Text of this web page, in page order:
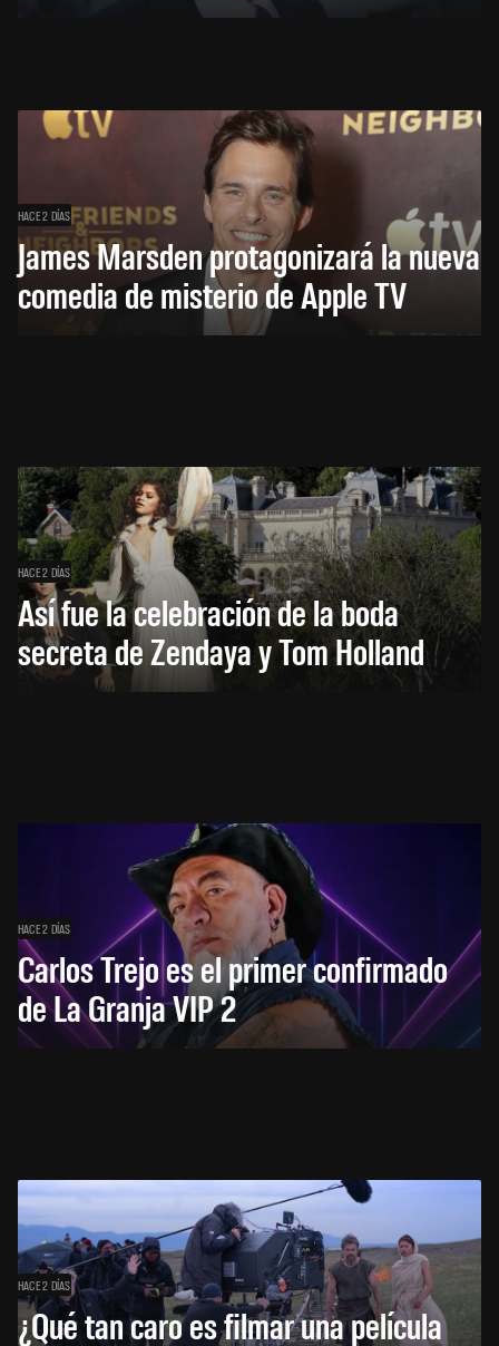
HACE 2 DÍAS
James Marsden protagonizará la nueva
comedia de misterio de Apple TV
HACE 2 DÍAS
Así fue la celebración de la boda
secreta de Zendaya y Tom Holland
HACE 2 DÍAS
Carlos Trejo es el primer confirmado
de La Granja VIP 2
HACE 2 DÍAS
¿Qué tan caro es filmar una película